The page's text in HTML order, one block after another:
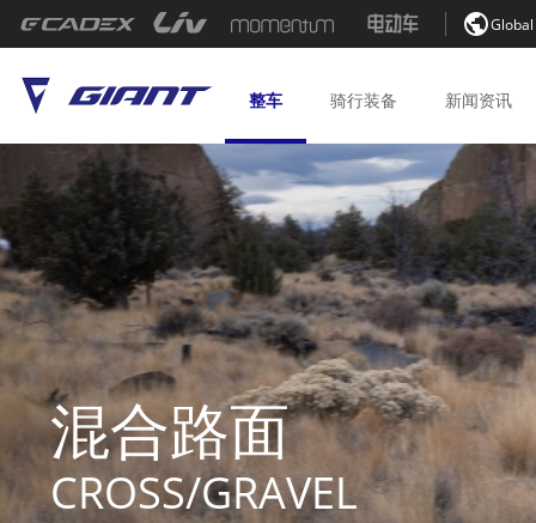

整车 骑行装备 新闻资讯
混合路面
CROSS/GRAVEL